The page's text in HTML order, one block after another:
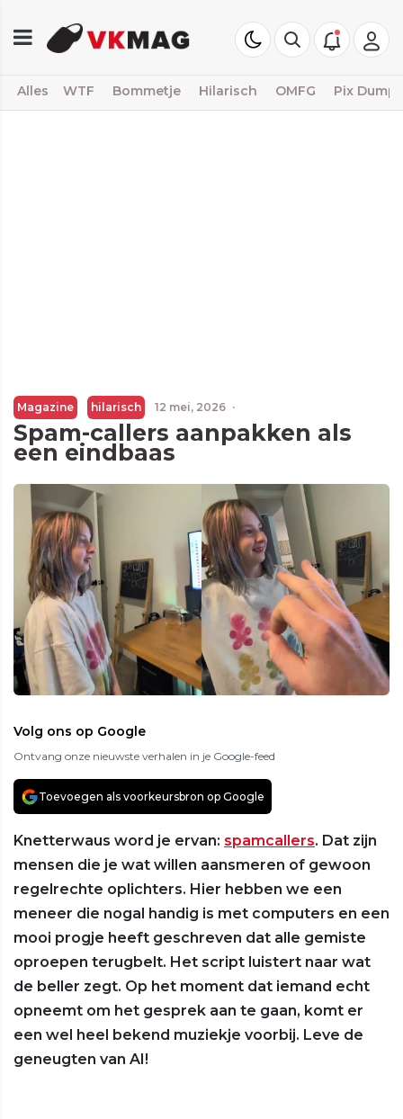
Alles WTF Bommetje Hilarisch OMFG Pix Dump
Magazine hilarisch 12 mei, 2026 ·
Spam-callers aanpakken als
een eindbaas
Volg ons op Google
Ontvang onze nieuwste verhalen in je Google-feed
Toevoegen als voorkeursbron op Google
Knetterwaus word je ervan: spamcallers. Dat zijn
mensen die je wat willen aansmeren of gewoon
regelrechte oplichters. Hier hebben we een
meneer die nogal handig is met computers en een
mooi progje heeft geschreven dat alle gemiste
oproepen terugbelt. Het script luistert naar wat
de beller zegt. Op het moment dat iemand echt
opneemt om het gesprek aan te gaan, komt er
een wel heel bekend muziekje voorbij. Leve de
geneugten van AI!